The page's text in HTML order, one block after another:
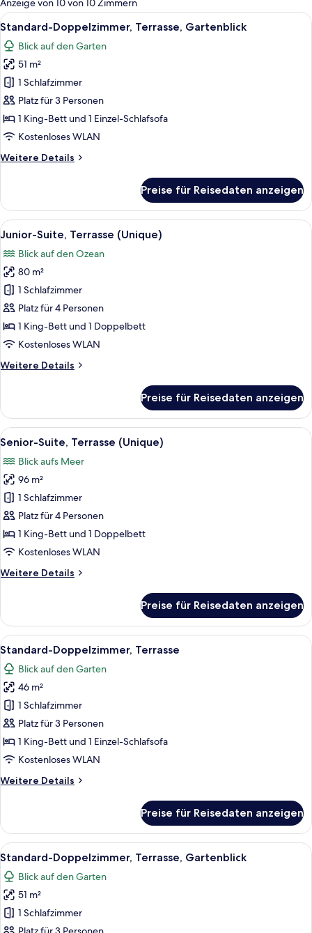
Zimmer
Alle
Fotos
für
Standard-
Doppelzimmer,
Terrasse,
Gartenblick
anzeigen
Ein modernes Hotelzimmer mit
5
Standard-Doppelzimmer, Terrasse, Gartenblick
Blick auf den Garten
51 m²
1 Schlafzimmer
Platz für 3 Personen
1 King-Bett und 1 Einzel-Schlafsofa
Kostenloses WLAN
Weitere Details
Weitere
Doppelzimmer,
Terrasse,
Gartenblick
Preise für Reisedaten anzeigen
Alle
Fotos
für
Junior-
Suite,
Terrasse
(Unique)
anzeigen
Ein Wohnzimmer mit Sofa, Sessel
5
Junior-Suite, Terrasse (Unique)
Blick auf den Ozean
80 m²
1 Schlafzimmer
Platz für 4 Personen
1 King-Bett und 1 Doppelbett
Kostenloses WLAN
Weitere Details
Weitere
Suite,
Terrasse
(Unique)
Preise für Reisedaten anzeigen
Alle
Fotos
für
Senior-
Suite,
Terrasse
(Unique)
anzeigen
Ein Wohnzimmer mit einer Couch,
6
Senior-Suite, Terrasse (Unique)
Blick aufs Meer
96 m²
1 Schlafzimmer
Platz für 4 Personen
1 King-Bett und 1 Doppelbett
Kostenloses WLAN
Weitere Details
Weitere
Suite,
Terrasse
(Unique)
Preise für Reisedaten anzeigen
Alle
Fotos
für
Standard-
Doppelzimmer,
Terrasse
anzeigen
Ein modernes Hotelzimmer mit
6
Standard-Doppelzimmer, Terrasse
Blick auf den Garten
46 m²
1 Schlafzimmer
Platz für 3 Personen
1 King-Bett und 1 Einzel-Schlafsofa
Kostenloses WLAN
Weitere Details
Weitere
Doppelzimmer,
Terrasse
Preise für Reisedaten anzeigen
Alle
Fotos
für
Standard-
Doppelzimmer,
Terrasse,
Ein modernes Hotelzimmer mit
5
Standard-Doppelzimmer, Terrasse, Gartenblick
Blick auf den Garten
51 m²
1 Schlafzimmer